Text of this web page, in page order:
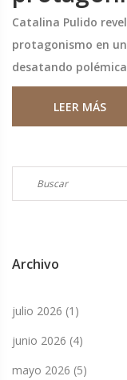
Catalina Pulido
protagonismo en
desatando
LEER MÁS
Archivo
julio 2026 (1)
junio 2026 (4)
mayo 2026 (5)